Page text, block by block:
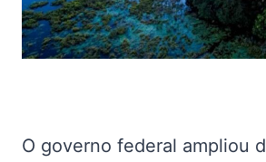
O governo federal ampliou